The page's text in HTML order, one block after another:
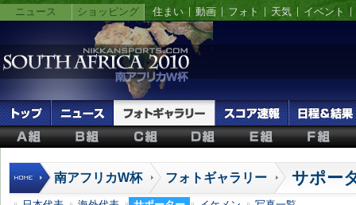
ニュース ショッピング 住まい 動画 フォト 天気 イベント
南アフリカW杯 フォトギャラリー サポー